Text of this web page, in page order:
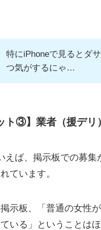
特にiPhoneで見るとダ
つ気がするにゃ…
ト③】業者（援デリ
えば、掲示板での募集
ています。
示板、「普通の女性
いる」ということは